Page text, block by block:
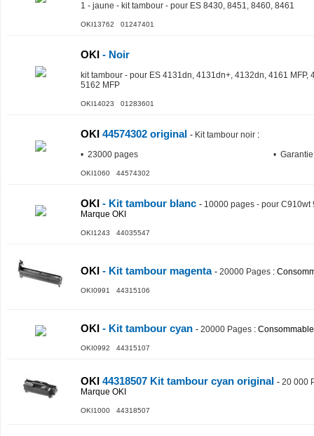
1 - jaune - kit tambour - pour ES 8430, 8451, 8460, 8461
OKI13762 01247401
OKI - Noir
kit tambour - pour ES 4131dn, 4131dn+, 4132dn, 4161 MFP,
5162 MFP
OKI14023 01283601
OKI 44574302 original - Kit tambour noir :
• 23000 pages
•
OKI1060 44574302
OKI - Kit tambour blanc - 10000 pages - pour C910wt
Marque OKI
OKI1243 44035547
OKI - Kit tambour magenta - 20000 Pages :
OKI0991 44315106
OKI - Kit tambour cyan - 20000 Pages :
OKI0992 44315107
OKI 44318507 Kit tambour cyan original - 20 000
Marque OKI
OKI1000 44318507